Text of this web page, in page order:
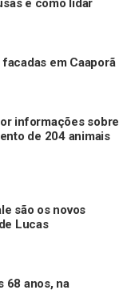
e como lidar
em Caaporã
informações sobre
de 204 animais
são os novos
Lucas
68 anos, na